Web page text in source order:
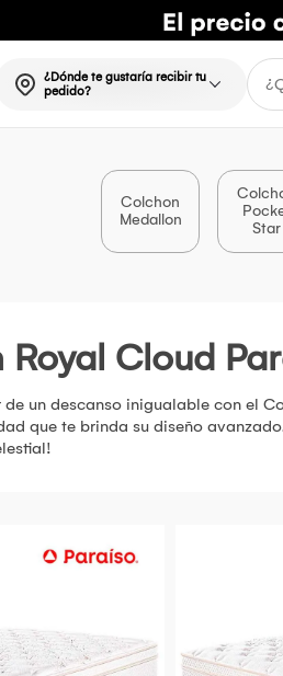
¿Dónde te gustaría recibir tu
pedido?
Colchon
Medallon
Star
Cloud
de un descanso inigualable con el
que te brinda su diseño